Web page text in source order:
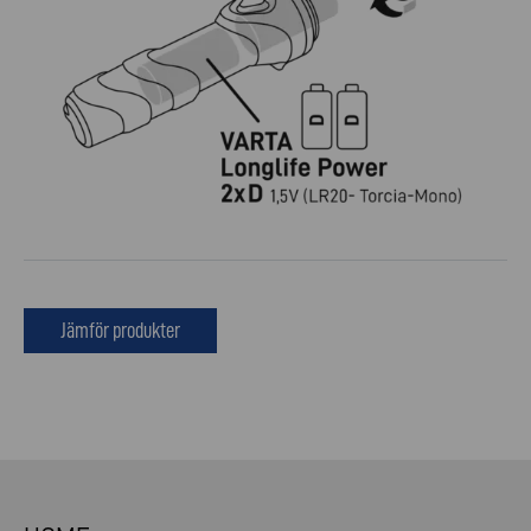
Jämför produkter